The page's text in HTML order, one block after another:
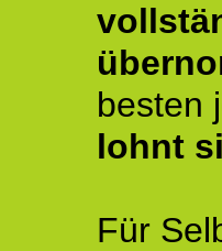
besten
lohnt
Für